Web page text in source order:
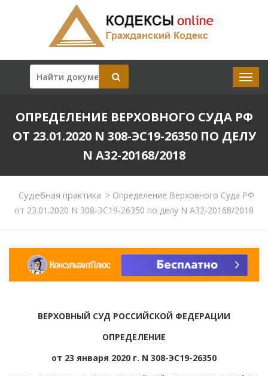
ОПРЕДЕЛЕНИЕ ВЕРХОВНОГО СУДА РФ
ОТ 23.01.2020 N 308-ЭС19-26350 ПО ДЕЛУ
N А32-20168/2018
Судебная практика >Определение Верховного Суда РФ
от 23.01.2020 N 308-ЭС19-26350 по делу N А32-20168/2018
ВЕРХОВНЫЙ СУД РОССИЙСКОЙ ФЕДЕРАЦИИ
ОПРЕДЕЛЕНИЕ
от 23 января 2020 г. N 308-ЭС19-26350